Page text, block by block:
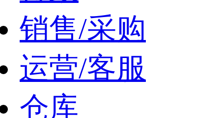
销售/采购
运营/客服
仓库